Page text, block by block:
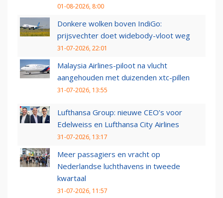
01-08-2026, 8:00
Donkere wolken boven IndiGo:
prijsvechter doet widebody-vloot weg
31-07-2026, 22:01
Malaysia Airlines-piloot na vlucht
aangehouden met duizenden xtc-pillen
31-07-2026, 13:55
Lufthansa Group: nieuwe CEO’s voor
Edelweiss en Lufthansa City Airlines
31-07-2026, 13:17
Meer passagiers en vracht op
Nederlandse luchthavens in tweede
kwartaal
31-07-2026, 11:57